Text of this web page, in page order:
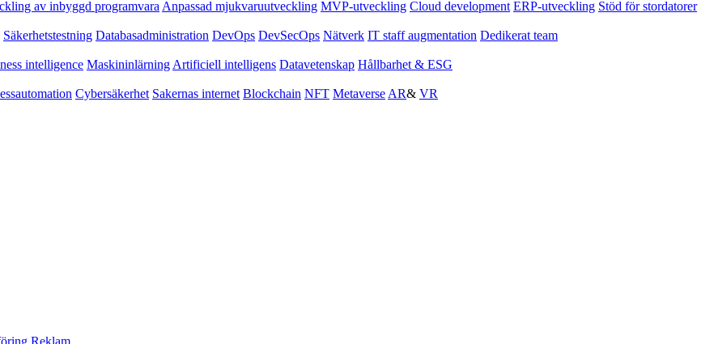
av inbyggd programvara Anpassad mjukvaruutveckling MVP-utveckling Cloud development ERP-utveckling Stöd för stordatorer
Säkerhetstestning Databasadministration DevOps DevSecOps Nätverk IT staff augmentation Dedikerat team
intelligence Maskininlärning Artificiell intelligens Datavetenskap Hållbarhet & ESG
Cybersäkerhet Sakernas internet Blockchain NFT Metaverse AR& VR
Reklam